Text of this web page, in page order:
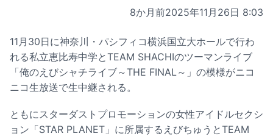
8か月前2025年11月26日 8:03
11月30日に神奈川・パシフィコ横浜国立大ホールで行わ
れる私立恵比寿中学とTEAM SHACHIのツーマンライブ
「俺のえびシャチライブ～THE FINAL～」の模様がニコ
ニコ生放送で生中継される。
ともにスターダストプロモーションの女性アイドルセクシ
ョン「STAR PLANET」に所属するえびちゅうとTEAM